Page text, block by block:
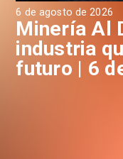
6 de agosto de 2026
Minería Al
industria
futuro | 6